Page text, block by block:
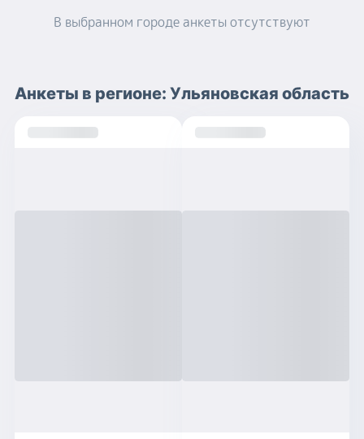
В выбранном городе анкеты отсутствуют
Анкеты в регионе: Ульяновская область